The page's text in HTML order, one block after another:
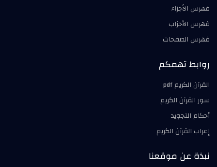
فهرس الأجزاء
فهرس الأحزاب
فهرس الصفحات
روابط تهمكم
القرآن الكريم pdf
سور القرآن الكريم
أحكام التجويد
إعراب القرآن الكريم
نبذة عن موقعنا